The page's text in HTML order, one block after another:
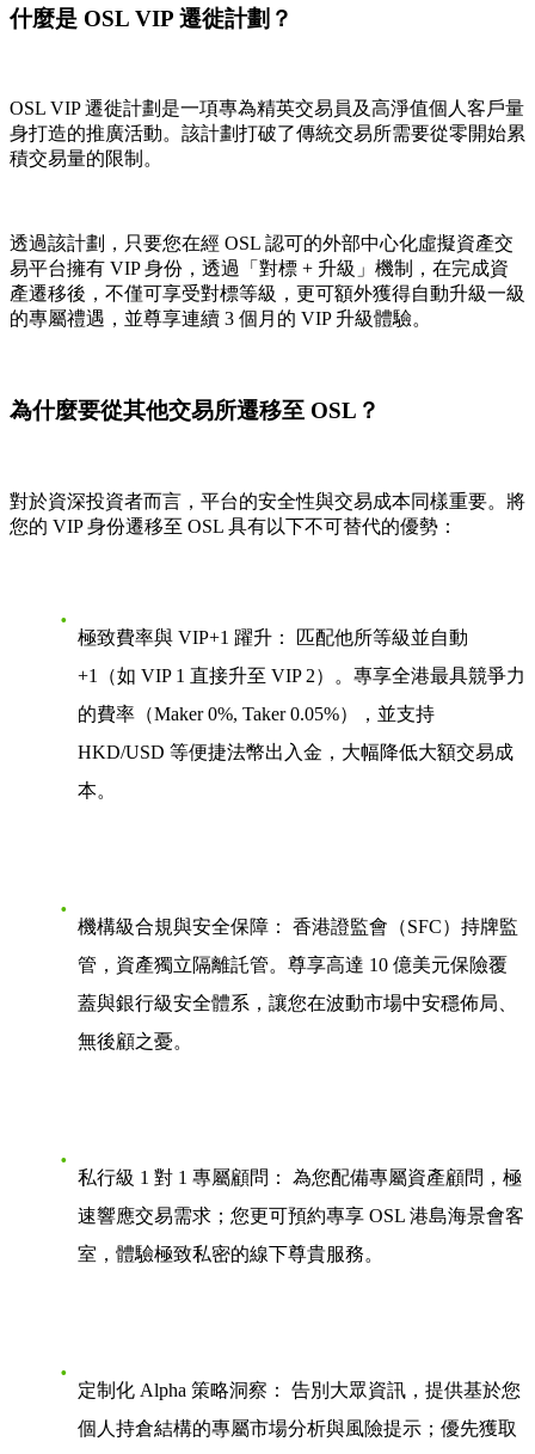
什麼是 OSL VIP 遷徙計劃？
OSL VIP 遷徙計劃是一項專為精英交易員及高淨值個人客戶量
身打造的推廣活動。該計劃打破了傳統交易所需要從零開始累
積交易量的限制。
透過該計劃，只要您在經 OSL 認可的外部中心化虛擬資產交
易平台擁有 VIP 身份，透過「對標 + 升級」機制，在完成資
產遷移後，不僅可享受對標等級，更可額外獲得自動升級一級
的專屬禮遇，並尊享連續 3 個月的 VIP 升級體驗。
為什麼要從其他交易所遷移至 OSL？
對於資深投資者而言，平台的安全性與交易成本同樣重要。將
您的 VIP 身份遷移至 OSL 具有以下不可替代的優勢：
極致費率與 VIP+1 躍升：
匹配他所等級並自動
+1（如 VIP 1 直接升至 VIP 2）。專享全港最具競爭力
的費率（Maker 0%, Taker 0.05%），並支持
HKD/USD 等便捷法幣出入金，大幅降低大額交易成
本。
機構級合規與安全保障：
香港證監會（SFC）持牌監
管，資產獨立隔離託管。尊享高達 10 億美元保險覆
蓋與銀行級安全體系，讓您在波動市場中安穩佈局、
無後顧之憂。
私行級 1 對 1 專屬顧問：
為您配備專屬資產顧問，極
速響應交易需求；您更可預約專享 OSL 港島海景會客
室，體驗極致私密的線下尊貴服務。
定制化 Alpha 策略洞察：
告別大眾資訊，提供基於您
個人持倉結構的專屬市場分析與風險提示；優先獲取